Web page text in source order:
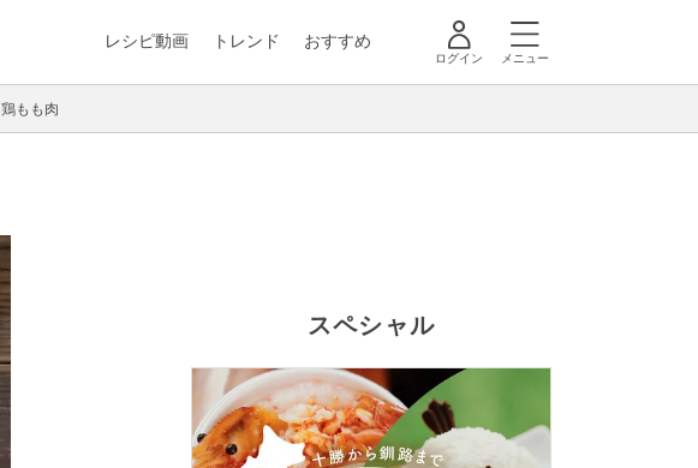
レシピ動画 トレンド おすすめ
ログイン メニュー
鶏もも肉
スペシャル